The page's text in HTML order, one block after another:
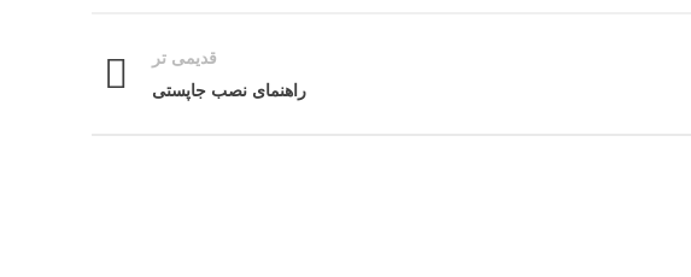
قدیمی تر
راهنمای نصب جاپستی